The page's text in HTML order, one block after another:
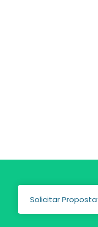
Solicitar Proposta